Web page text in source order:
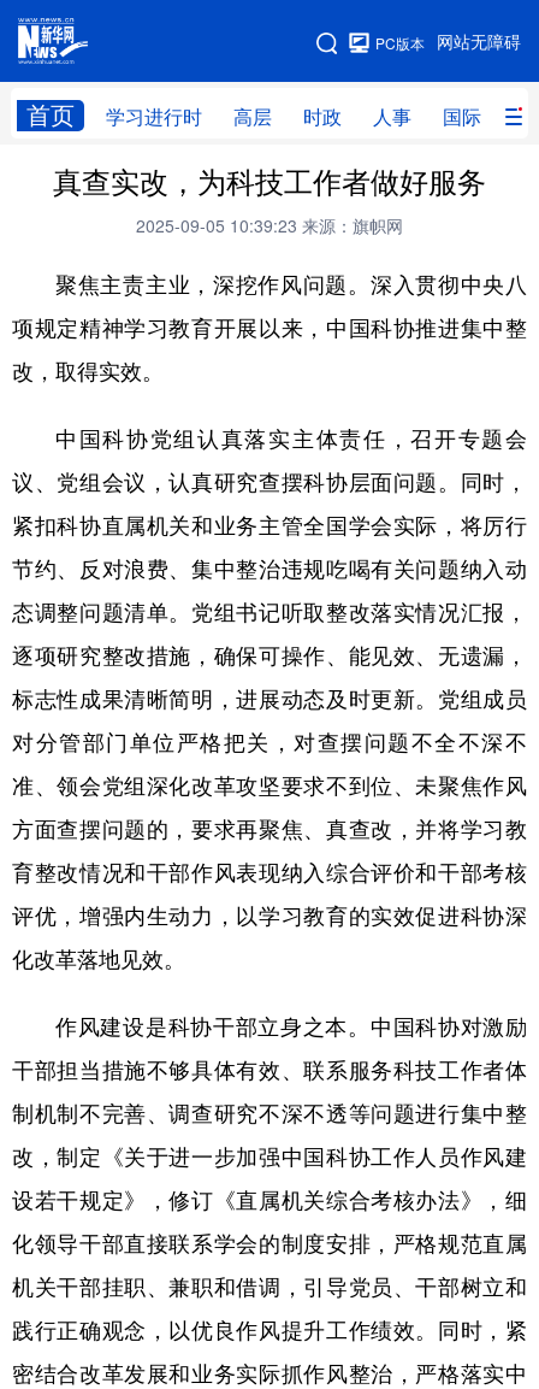
网站无障碍
PC版本
首页 学习进行时 高层 时政 人事 国际 财
网站地图
学习进行时 高层 时政 人事
财经 网评
台湾 思客智库 全球连线 教育
科技 科创 量子 体育
文化
访谈 视频 图片 政务
法律 中央文件 金融 汽车
食品 人居 信息化 数字经济
学术中国 乡村振兴 溯源中国
彩票 娱乐 时尚 悦读
公益 一带一路 亚太网 上市公司
文化产业
地方频道
北京 天津 河北 山西
浙江 安徽 福建 江西
山东 河南 湖北 湖南
陕西 甘肃 青海 宁夏
新疆 内蒙古 黑龙江
多语种频道
真查实改，为科技工作者做好服务
2025-09-05 10:39:23 来源：旗帜网
聚焦主责主业，深挖作风问题。深入贯彻中央八
项规定精神学习教育开展以来，中国科协推进集中整
改，取得实效。
中国科协党组认真落实主体责任，召开专题会
议、党组会议，认真研究查摆科协层面问题。同时，
紧扣科协直属机关和业务主管全国学会实际，将厉行
节约、反对浪费、集中整治违规吃喝有关问题纳入动
态调整问题清单。党组书记听取整改落实情况汇报，
逐项研究整改措施，确保可操作、能见效、无遗漏，
标志性成果清晰简明，进展动态及时更新。党组成员
对分管部门单位严格把关，对查摆问题不全不深不
准、领会党组深化改革攻坚要求不到位、未聚焦作风
方面查摆问题的，要求再聚焦、真查改，并将学习教
育整改情况和干部作风表现纳入综合评价和干部考核
评优，增强内生动力，以学习教育的实效促进科协深
化改革落地见效。
作风建设是科协干部立身之本。中国科协对激励
干部担当措施不够具体有效、联系服务科技工作者体
制机制不完善、调查研究不深不透等问题进行集中整
改，制定《关于进一步加强中国科协工作人员作风建
设若干规定》，修订《直属机关综合考核办法》，细
化领导干部直接联系学会的制度安排，严格规范直属
机关干部挂职、兼职和借调，引导党员、干部树立和
践行正确观念，以优良作风提升工作绩效。同时，紧
密结合改革发展和业务实际抓作风整治，严格落实中